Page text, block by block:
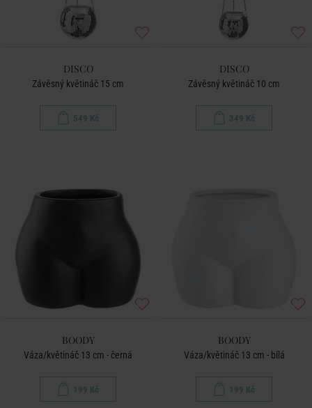
DISCO
Závěsný květináč 15 cm
549 Kč
DISCO
Závěsný květináč 10 cm
349 Kč
BOODY
Váza/květináč 13 cm - černá
199 Kč
BOODY
Váza/květináč 13 cm - bílá
199 Kč